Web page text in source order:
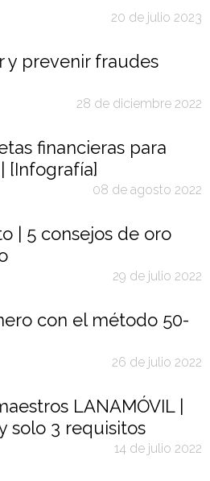
20 de julio 2023
y prevenir fraudes
28 de diciembre 2022
financieras para
[Infografía]
08 de agosto 2022
| 5 consejos de oro
29 de julio 2022
con el método 50-
26 de julio 2022
LANAMÓVIL |
solo 3 requisitos
14 de julio 2022